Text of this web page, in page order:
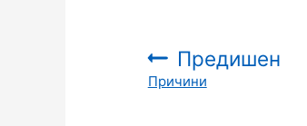
Предишен
:Причини